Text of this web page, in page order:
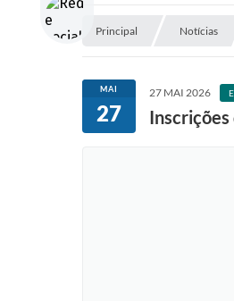
Principal Notícias
MAI
27
27 MAI 2026
Inscrições